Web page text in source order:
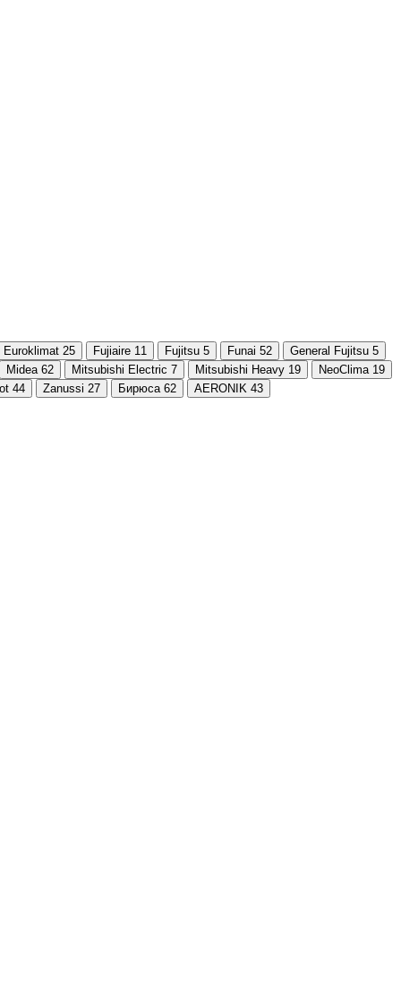
Euroklimat 25 Fujiaire 11 Fujitsu 5 Funai 52 General Fujitsu 5
Midea 62 Mitsubishi Electric 7 Mitsubishi Heavy 19 NeoClima 19
44 Zanussi 27 Бирюса 62 AERONIK 43